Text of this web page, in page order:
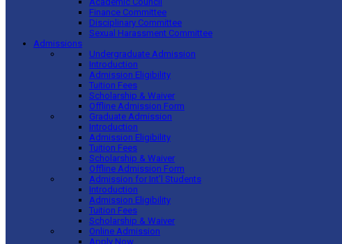
Finance Committee
Disciplinary Committee
Sexual Harassment Committee
Admissions
Undergraduate Admission
Introduction
Admission Eligibility
Tuition Fees
Scholarship & Waiver
Offline Admission Form
Graduate Admission
Introduction
Admission Eligibility
Tuition Fees
Scholarship & Waiver
Offline Admission Form
Admission for Int’l Students
Introduction
Admission Eligibility
Tuition Fees
Scholarship & Waiver
Online Admission
Apply Now